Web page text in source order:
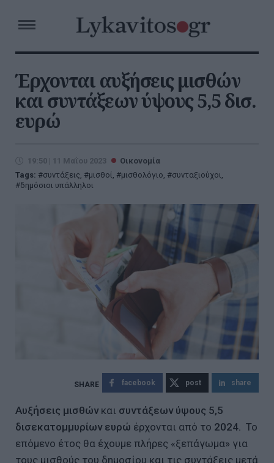
Έρχονται αυξήσεις μισθών
και συντάξεων ύψους 5,5 δισ.
ευρώ
19:50 | 11 Μαΐου 2023
Οικονομία
Tags:
συντάξεις, μισθοί, μισθολόγιο, συνταξιούχοι,
δημόσιοι υπάλληλοι
facebook post share
Αυξήσεις μισθώνκαι συντάξεων ύψους 5,5
δισεκατομμυρίων ευρώ έρχονται από το 2024. Το
επόμενο έτος θα έχουμε πλήρες «ξεπάγωμα» για
τους μισθούς του δημοσίου και τις συντάξεις μετά